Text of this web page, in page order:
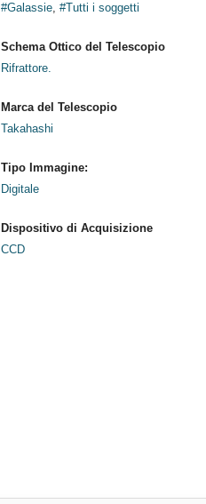
#Galassie, #Tutti i soggetti
Schema Ottico del Telescopio
Rifrattore.
Marca del Telescopio
Takahashi
Tipo Immagine:
Digitale
Dispositivo di Acquisizione
CCD